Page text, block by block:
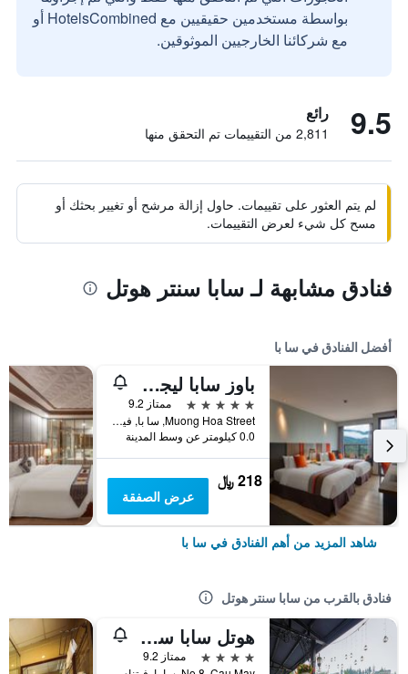
بواسطة مستخدمين حقيقيين مع HotelsCombined أو
مع شركائنا الخارجيين الموثوقين.
9.5 رائع
2,811 من التقييمات تم التحقق منها
لم يتم العثور على تقييمات. حاول إزالة مرشح أو تغيير بحثك أو
مسح كل شيء لعرض التقييمات.
فنادق مشابهة لـ سابا سنتر هوتل
أفضل الفنادق في سا با
باوز سابا ليجر هوتل
5 نجوم
ممتاز 9.2
Muong Hoa Street, سا با, فيتنام
0.0 كيلومتر عن وسط المدينة
218 ﷼
عرض الصفقة
شاهد المزيد من أهم الفنادق في سا با
فنادق بالقرب من سابا سنتر هوتل
هوتل سابا سكوير ، أفيلياتيد باي ميليا
4 نجوم
ممتاز 9.2